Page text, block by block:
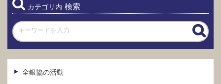
カテゴリ内 検索
全銀協の活動